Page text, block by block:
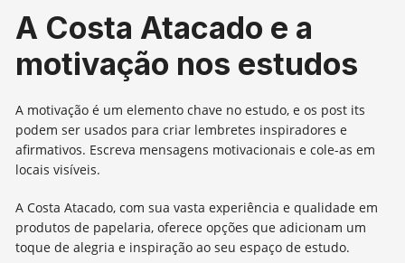
A Costa Atacado e a
motivação nos estudos
A motivação é um elemento chave no estudo, e os post its
podem ser usados para criar lembretes inspiradores e
afirmativos. Escreva mensagens motivacionais e cole-as em
locais visíveis.
A Costa Atacado, com sua vasta experiência e qualidade em
produtos de papelaria, oferece opções que adicionam um
toque de alegria e inspiração ao seu espaço de estudo.